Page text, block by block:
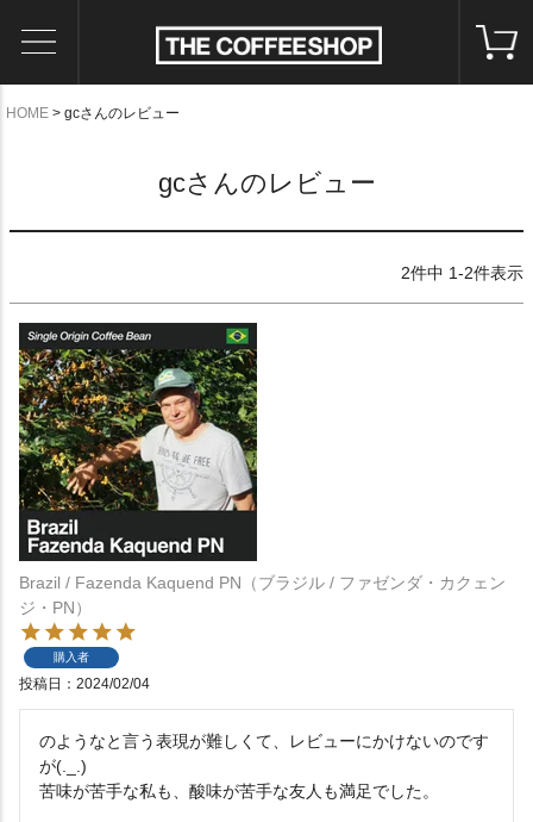
HOME gcさんのレビュー
gcさんのレビュー
2件中 1-2件表示
Brazil / Fazenda Kaquend PN（ブラジル / ファゼンダ・カクェン
ジ・PN）
購入者
投稿日 2024/02/04
のようなと言う表現が難しくて、レビューにかけないのです
が(._.)
苦味が苦手な私も、酸味が苦手な友人も満足でした。